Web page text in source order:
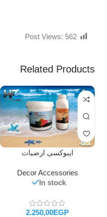
Post Views: 562
Related Products
ايبوكسى ارضيات
Decor Accessories
In stock
EGP